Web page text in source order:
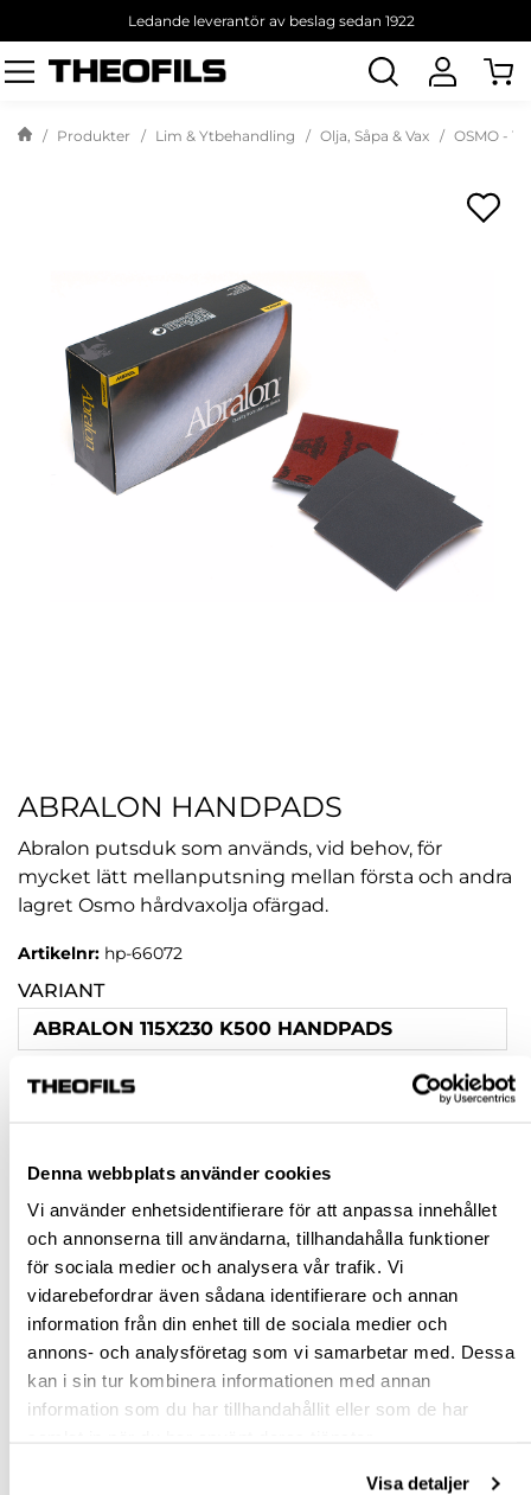
Denna webbplats använder cookies
Vi använder enhetsidentifierare för att anpassa innehållet
och annonserna till användarna, tillhandahålla funktioner
för sociala medier och analysera vår trafik. Vi
vidarebefordrar även sådana identifierare och annan
information från din enhet till de sociala medier och
annons- och analysföretag som vi samarbetar med. Dessa
kan i sin tur kombinera informationen med annan
information som du har tillhandahållit eller som de har
Visa detaljer
Ledande leverantör av beslag sedan 1922
Sök
produkt
Produkter Lim & Ytbehandling Olja, Såpa & Vax OSMO -
ABRALON HANDPADS
Abralon putsduk som används, vid behov, för
mycket lätt mellanputsning mellan första och andra
lagret Osmo hårdvaxolja ofärgad.
Artikelnr: hp-66072
VARIANT
ABRALON 115X230 K500 HANDPADS
ABRALON 115X140 K500 HANDPADS
st
VÄLJ VARIANT
Snabba leveranser
Hämta i butik
Ledande leverantör i Sverige